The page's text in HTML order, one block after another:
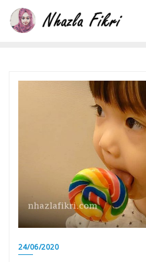
content
24/06/2020